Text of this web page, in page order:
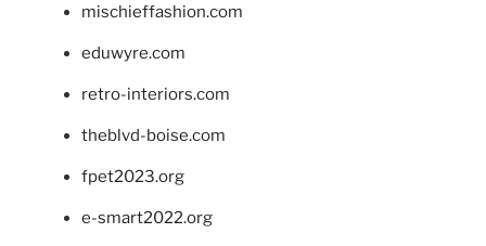
mischieffashion.com
eduwyre.com
retro-interiors.com
theblvd-boise.com
fpet2023.org
e-smart2022.org